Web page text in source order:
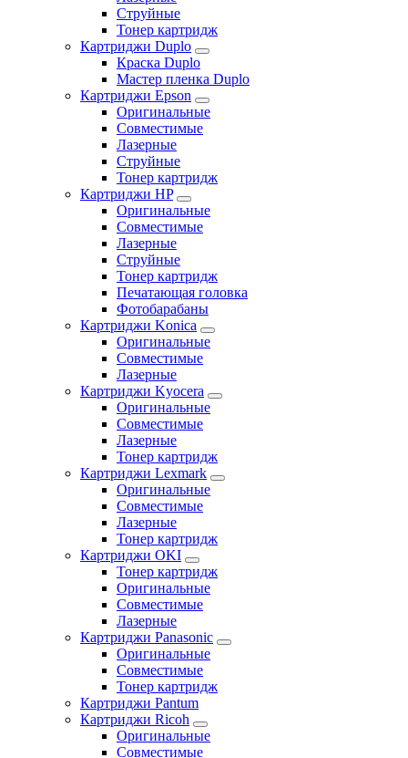
Струйные
Тонер картридж
Картриджи Duplo
Краска Duplo
Мастер пленка Duplo
Картриджи Epson
Оригинальные
Совместимые
Лазерные
Струйные
Тонер картридж
Картриджи HP
Оригинальные
Совместимые
Лазерные
Струйные
Тонер картридж
Печатающая головка
Фотобарабаны
Картриджи Konica
Оригинальные
Совместимые
Лазерные
Картриджи Kyocera
Оригинальные
Совместимые
Лазерные
Тонер картридж
Картриджи Lexmark
Оригинальные
Совместимые
Лазерные
Тонер картридж
Картриджи OKI
Тонер картридж
Оригинальные
Совместимые
Лазерные
Картриджи Panasonic
Оригинальные
Совместимые
Тонер картридж
Картриджи Pantum
Картриджи Ricoh
Оригинальные
Совместимые